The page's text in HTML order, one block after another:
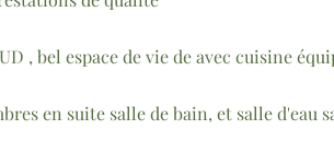
, bel espace de vie de avec cuisine
en suite salle de bain, et salle d'eau